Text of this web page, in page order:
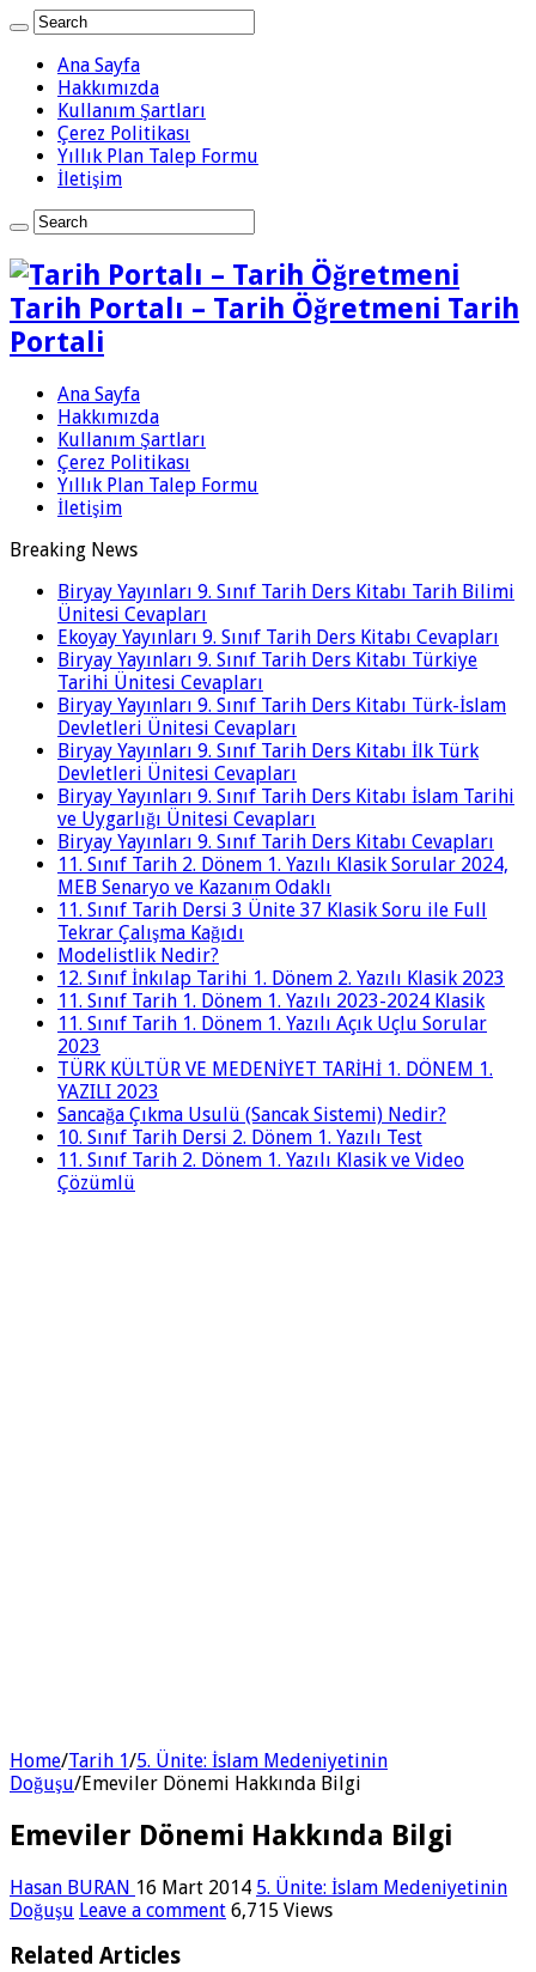
Ana Sayfa
Hakkımızda
Kullanım Şartları
Çerez Politikası
Yıllık Plan Talep Formu
İletişim
Tarih Portalı – Tarih Öğretmeni Tarih
Portali
Ana Sayfa
Hakkımızda
Kullanım Şartları
Çerez Politikası
Yıllık Plan Talep Formu
İletişim
Breaking News
Biryay Yayınları 9. Sınıf Tarih Ders Kitabı Tarih Bilimi
Ünitesi Cevapları
Ekoyay Yayınları 9. Sınıf Tarih Ders Kitabı Cevapları
Biryay Yayınları 9. Sınıf Tarih Ders Kitabı Türkiye
Tarihi Ünitesi Cevapları
Biryay Yayınları 9. Sınıf Tarih Ders Kitabı Türk-İslam
Devletleri Ünitesi Cevapları
Biryay Yayınları 9. Sınıf Tarih Ders Kitabı İlk Türk
Devletleri Ünitesi Cevapları
Biryay Yayınları 9. Sınıf Tarih Ders Kitabı İslam Tarihi
ve Uygarlığı Ünitesi Cevapları
Biryay Yayınları 9. Sınıf Tarih Ders Kitabı Cevapları
11. Sınıf Tarih 2. Dönem 1. Yazılı Klasik Sorular 2024,
MEB Senaryo ve Kazanım Odaklı
11. Sınıf Tarih Dersi 3 Ünite 37 Klasik Soru ile Full
Tekrar Çalışma Kağıdı
Modelistlik Nedir?
12. Sınıf İnkılap Tarihi 1. Dönem 2. Yazılı Klasik 2023
11. Sınıf Tarih 1. Dönem 1. Yazılı 2023-2024 Klasik
11. Sınıf Tarih 1. Dönem 1. Yazılı Açık Uçlu Sorular
2023
TÜRK KÜLTÜR VE MEDENİYET TARİHİ 1. DÖNEM 1.
YAZILI 2023
Sancağa Çıkma Usulü (Sancak Sistemi) Nedir?
10. Sınıf Tarih Dersi 2. Dönem 1. Yazılı Test
11. Sınıf Tarih 2. Dönem 1. Yazılı Klasik ve Video
Çözümlü
Home/Tarih 1/5. Ünite: İslam Medeniyetinin
Doğuşu/Emeviler Dönemi Hakkında Bilgi
Emeviler Dönemi Hakkında Bilgi
Hasan BURAN 16 Mart 2014 5. Ünite: İslam Medeniyetinin
Doğuşu Leave a comment 6,715 Views
Related Articles